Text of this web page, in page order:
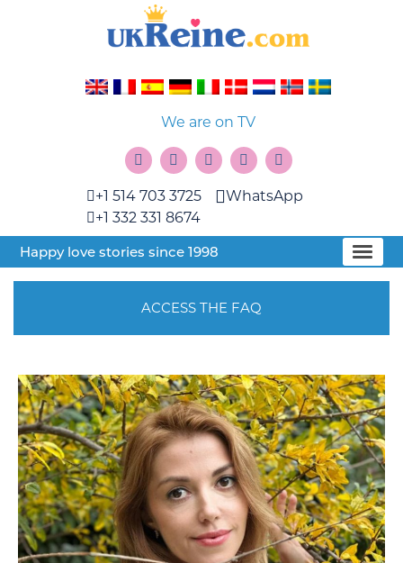
We are on TV
+1 514 703 3725
+1 332 331 8674
WhatsApp
Happy love stories since 1998
ACCESS THE FAQ